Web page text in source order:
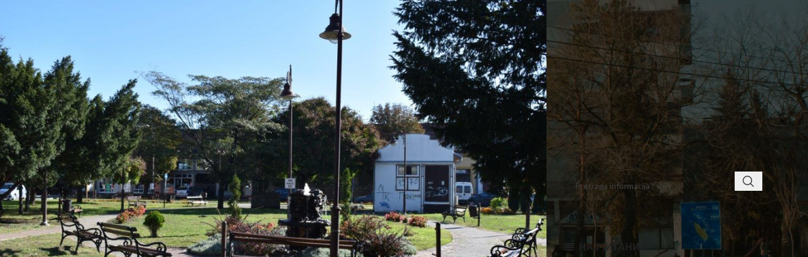
4 6 9
11 12 13 14 15
18 19 20 21 22 23 24
25 26 27 28 29
30
« mar
maj »
< class="widget-title">ПРОНАЂИТЕ
НАЈЧИТАНИЈЕ